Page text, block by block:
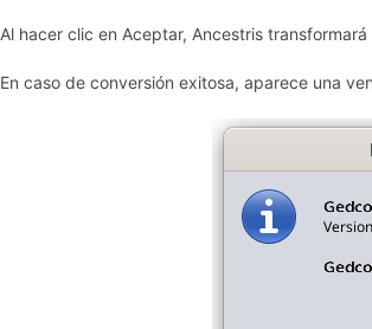
Al hacer clic en Aceptar, Ancestris
En caso de conversión exitosa, aparece una